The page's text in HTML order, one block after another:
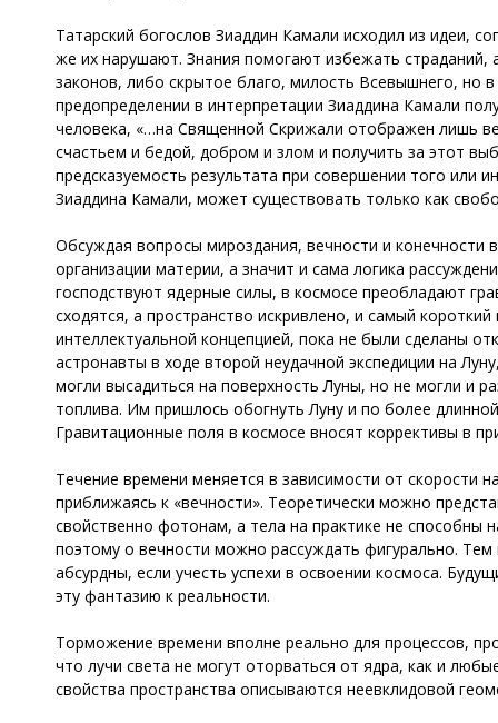
Татарский богослов Зиаддин Камали исходил из идеи,
же их нарушают. Знания помогают избежать страданий,
законов, либо скрытое благо, милость Всевышнего, но
предопределении в интерпретации Зиаддина Камали
человека, «…на Священной Скрижали отображен лишь
счастьем и бедой, добром и злом и получить за этот
предсказуемость результата при совершении того или
Зиаддина Камали, может существовать только как
Обсуждая вопросы мироздания, вечности и конечности
организации материи, а значит и сама логика
господствуют ядерные силы, в космосе преобладают
сходятся, а пространство искривлено, и самый
интеллектуальной концепцией, пока не были сделаны
астронавты в ходе второй неудачной экспедиции на
могли высадиться на поверхность Луны, но не могли и
топлива. Им пришлось обогнуть Луну и по более
Гравитационные поля в космосе вносят коррективы в
Течение времени меняется в зависимости от скорости
приближаясь к «вечности». Теоретически можно
свойственно фотонам, а тела на практике не способны
поэтому о вечности можно рассуждать фигурально.
абсурдны, если учесть успехи в освоении космоса.
эту фантазию к реальности.
Торможение времени вполне реально для процессов,
что лучи света не могут оторваться от ядра, как и
свойства пространства описываются неевклидовой